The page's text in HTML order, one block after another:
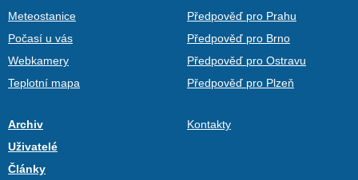
Meteostanice
Počasí u vás
Webkamery
Teplotní mapa
Předpověď pro Prahu
Předpověď pro Brno
Předpověď pro Ostravu
Předpověď pro Plzeň
Archiv
Uživatelé
Články
Kontakty